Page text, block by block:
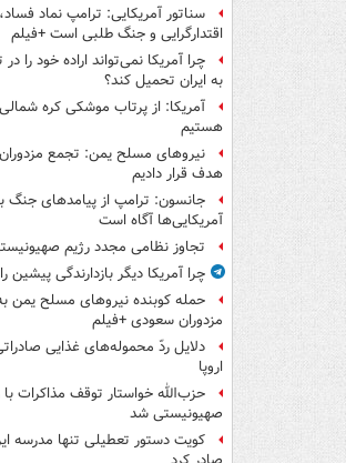
سناتور آمریکایی: ترامپ نماد فساد،
اقتدارگرایی و جنگ طلبی است +فیلم
چرا آمریکا نمی‌تواند اراده خود را
به ایران تحمیل کند؟
آمریکا: از پرتاب موشکی کره
هستیم
نیروهای مسلح یمن: تجمع
هدف قرار دادیم
جانسون: ترامپ از پیامدهای جنگ
آمریکایی‌ها آگاه است
تجاوز نظامی مجدد رژیم
چرا آمریکا دیگر بازدارندگی پیشین
حمله کوبنده نیروهای مسلح یمن
مزدوران سعودی +فیلم
دلایل ردّ محموله‌های غذایی
اروپا
حزب‌الله خواستار توقف مذاکرات با
صهیونیستی شد
کویت دستور تعطیلی تنها مدرسه